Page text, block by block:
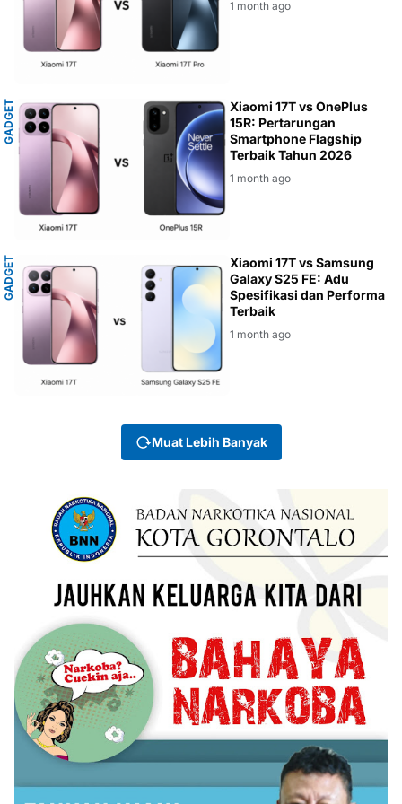
1 month ago
G
A
D
G
E
T
R
E
V
I
EW
Xiaomi 17T vs OnePlus
15R: Pertarungan
Smartphone Flagship
Terbaik Tahun 2026
1 month ago
G
A
D
G
E
T
R
E
V
I
E W
Xiaomi 17T vs Samsung
Galaxy S25 FE: Adu
Spesifikasi dan Performa
Terbaik
1 month ago
Muat Lebih Banyak